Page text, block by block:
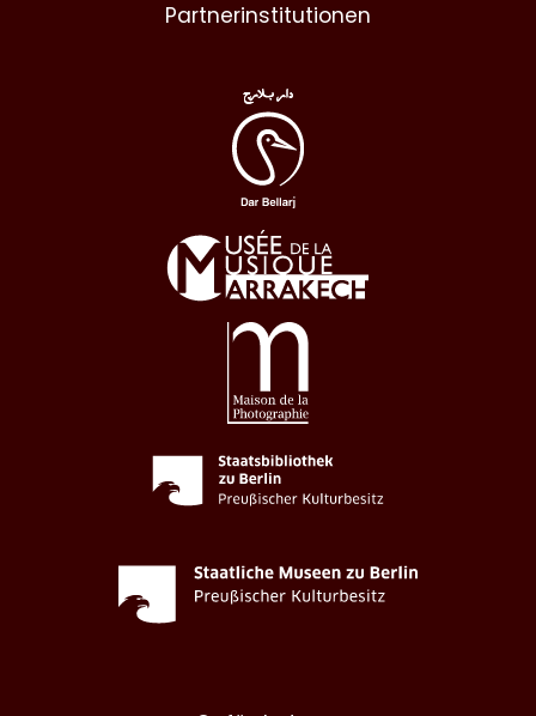
Partnerinstitutionen